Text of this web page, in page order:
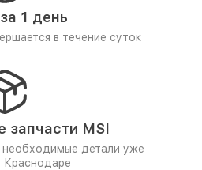
1 день
в течение суток
запчасти MSI
детали уже
Краснодаре